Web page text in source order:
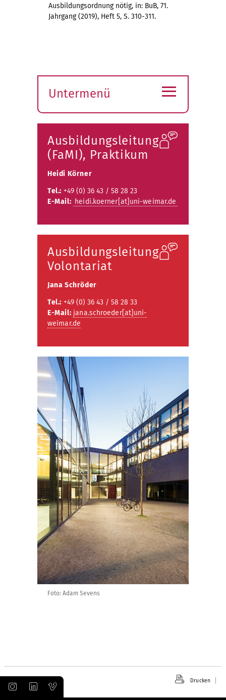
Ausbildungsordnung nötig, in: BuB, 71.
Jahrgang (2019), Heft 5, S. 310-311.
Untermenü
öffnen
≡
Ausbildungsleitung
(FaMI), Praktikum
Heidi Körner
Tel.: +49 (0) 36 43 / 58 28 23
E-Mail: heidi.koerner[at]uni-weimar.de
Ausbildungsleitung
Volontariat
Jana Schröder
Tel.: +49 (0) 36 43 / 58 28 33
E-Mail: jana.schroeder[at]uni-
weimar.de
Foto: Adam Sevens
Drucken